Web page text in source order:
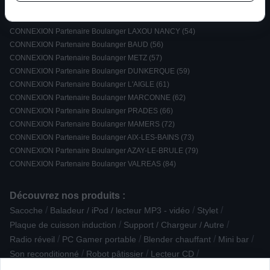
CONNEXION Partenaire Boulanger LAXOU NANCY (54)
CONNEXION Partenaire Boulanger BAUD (56)
CONNEXION Partenaire Boulanger METZ (57)
CONNEXION Partenaire Boulanger DUNKERQUE (59)
CONNEXION Partenaire Boulanger L'AIGLE (61)
CONNEXION Partenaire Boulanger MARCONNE (62)
CONNEXION Partenaire Boulanger PRADES (66)
CONNEXION Partenaire Boulanger MAMERS (72)
CONNEXION Partenaire Boulanger AIX-LES-BAINS (73)
CONNEXION Partenaire Boulanger AZAY-LE-BRULE (79)
CONNEXION Partenaire Boulanger VALREAS (84)
Découvrez nos produits :
Sacoche / Baladeur / iPod / lecteur MP3 - vidéo / Stylet /
Plaque de cuisson induction / Support / Chargeur / Autre /
Radio réveil / PC Gamer portable / Blender chauffant / Mini bar /
Son reconditionné / Robot pâtissier / Lecteur CD /